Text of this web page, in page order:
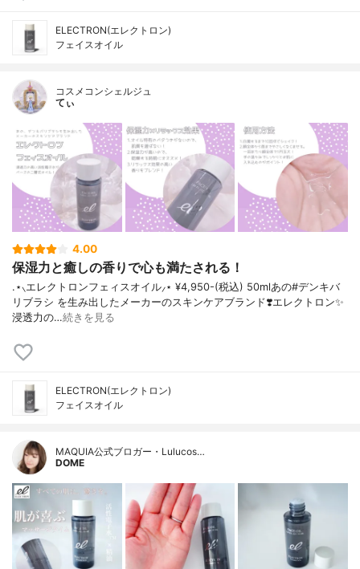
ELECTRON(エレクトロン)
フェイスオイル
コスメコンシェルジュ
てぃ
4.00
保湿力と癒しの香りで心も満たされる！
.⋆⸜エレクトロンフェィスオイル⸝⋆ ¥4,950-(税込) 50mlあの#デンキバ
リブラシ を生み出したメーカーのスキンケアブランド❣️エレクトロン✨
浸透力の…続きを見る
ELECTRON(エレクトロン)
フェイスオイル
MAQUIA公式ブロガー・Lulucos…
DOME